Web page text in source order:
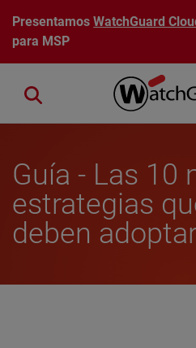
Pasar al contenido principal
PresentamosWatchGuard
para MSP
Close search
Guía - Las 10
estrategias
deben